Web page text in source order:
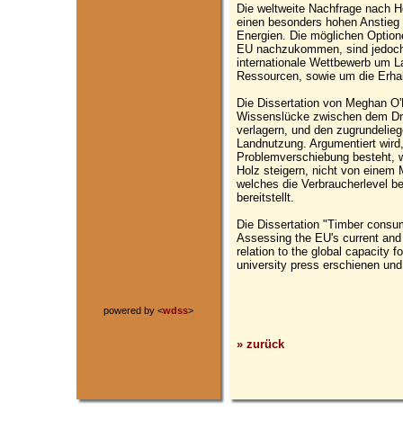
powered by <wdss>
Die weltweite Nachfrage nach
einen besonders hohen
Energien. Die möglichen
EU nachzukommen, sind
internationale Wettbewerb um
Ressourcen, sowie um die
Die Dissertation von Meghan
Wissenslücke zwischen dem
verlagern, und den
Landnutzung. Argumentiert
Problemverschiebung besteht,
Holz steigern, nicht von einem
welches die Verbraucherlevel
bereitstellt.
Die Dissertation "Timber
Assessing the EU's current
relation to the global capacity
university press erschienen
» zurück